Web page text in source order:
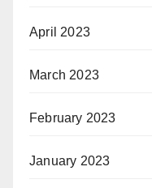
April 2023
March 2023
February 2023
January 2023